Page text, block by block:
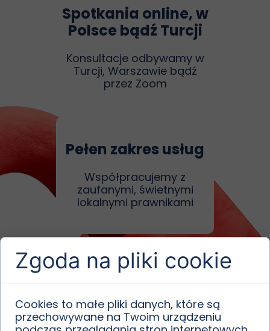
Rejestracja
Działamy w ramach
oficjalnie zarejestrowanej w
Pełen zakres usług
Współpracujemy z
zaufanymi, świetnymi
lokalnymi prawnikami
Spotkania online, w
Polsce bądź Turcji
Konsultacje odbywamy w
Turcji, Warszawie bądź
przez Zoom
Zgoda na pliki cookie
Cookies to małe pliki danych, które są
przechowywane na Twoim urządzeniu